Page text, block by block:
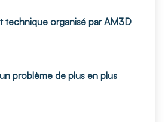
technique organisé par AM3D
problème de plus en plus